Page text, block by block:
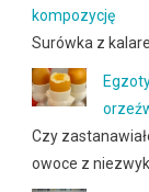
kompozycję
Surówka z
Czy
owoce z